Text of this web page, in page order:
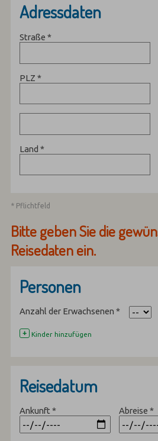
Adressdaten
Straße*
PLZ*
Land*
* Pflichtfeld
Bitte geben Sie die
Reisedaten ein.
Personen
Anzahl der Erwachsenen*
+ Kinder hinzufügen
Reisedatum
Ankunft* Abreise*